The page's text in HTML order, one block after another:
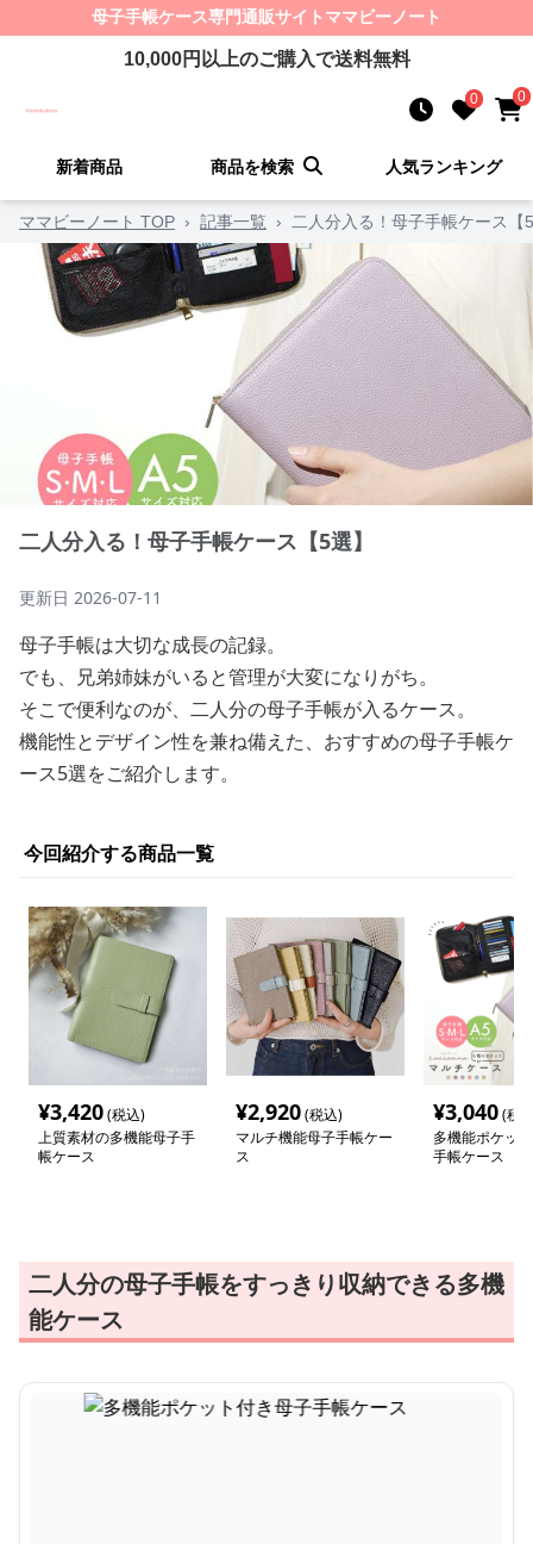
母子手帳ケース専門通販サイト ママビーノート
10,000円以上のご購入で送料無料
0 0
新着商品 商品を検索 人気ランキング
ママビーノート TOP › 記事一覧 › 二人分入る！母子手帳ケース【
二人分入る！母子手帳ケース【5選】
更新日 2026-07-11
母子手帳は大切な成長の記録。
でも、兄弟姉妹がいると管理が大変になりがち。
そこで便利なのが、二人分の母子手帳が入るケース。
機能性とデザイン性を兼ね備えた、おすすめの母子手帳ケ
ース5選をご紹介します。
今回紹介する商品一覧
¥3,420(税込)
上質素材の多機能母子手
帳ケース
¥2,920(税込)
マルチ機能母子手帳ケー
ス
¥3,040(税
多機能ポケッ
手帳ケース
二人分の母子手帳をすっきり収納できる多機
能ケース